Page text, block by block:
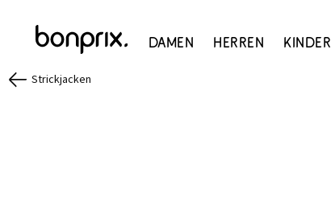
Damen Herren Kinder
Strickjacken